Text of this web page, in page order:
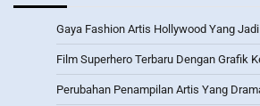
Gaya Fashion Artis Hollywood Yang
Film Superhero Terbaru Dengan Grafik
Perubahan Penampilan Artis Yang